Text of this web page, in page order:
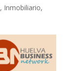
, Inmobiliario,